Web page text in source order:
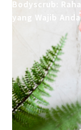
Bodyscrub:
yang Wajib